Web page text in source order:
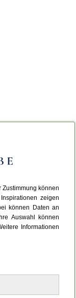
Zustimmung können
zeigen
können Daten an
Auswahl können
Informationen